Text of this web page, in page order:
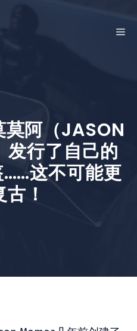
菜
莫阿（JASON
发行了自己的
这不可能更
古！